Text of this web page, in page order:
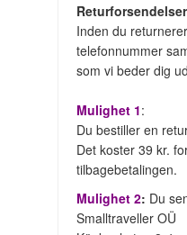
Returforsendelser
Inden du
telefonnummer
som vi beder dig
Mulighet 1:
Du bestiller en
Det koster 39 kr.
tilbagebetalingen.
Mulighet 2: Du
Smalltraveller OÜ